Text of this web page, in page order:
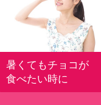
開く
暑くてもチョコが
食べたい時に